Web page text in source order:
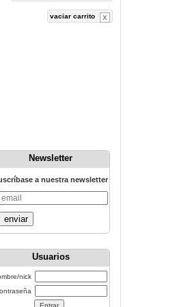
vaciar carrito
Newsletter
a nuestra newsletter
enviar
Usuarios
nick